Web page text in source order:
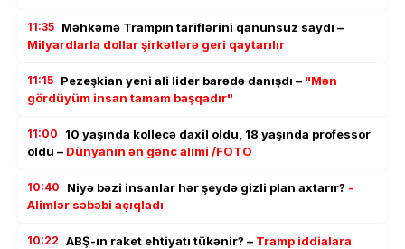
11:35 Məhkəmə Trampın tariflərini qanunsuz saydı –
Milyardlarla dollar şirkətlərə geri qaytarılır
11:15 Pezeşkian yeni ali lider barədə danışdı – "Mən
gördüyüm insan tamam başqadır"
11:00
10 yaşında kollecə daxil oldu, 18 yaşında professor
oldu – Dünyanın ən gənc alimi /FOTO
10:40 Niyə bəzi insanlar hər şeydə gizli plan axtarır? -
Alimlər səbəbi açıqladı
10:22 ABŞ-ın raket ehtiyatı tükənir? – Tramp iddialara